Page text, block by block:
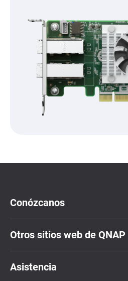
Conózcanos
Otros sitios web de QNAP
Asistencia